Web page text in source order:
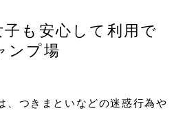
子も安心して利用で
ンプ場
、つきまといなどの迷惑行為や